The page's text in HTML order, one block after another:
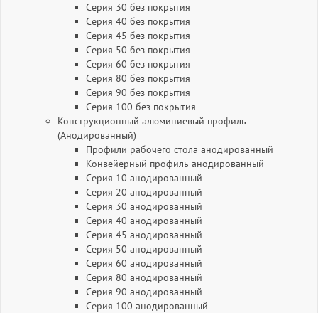
Серия 30 без покрытия
Серия 40 без покрытия
Серия 45 без покрытия
Серия 50 без покрытия
Серия 60 без покрытия
Серия 80 без покрытия
Серия 90 без покрытия
Серия 100 без покрытия
Конструкционный алюминиевый профиль
(Анодированный)
Профили рабочего стола анодированный
Конвейерный профиль анодированный
Серия 10 анодированный
Серия 20 анодированный
Серия 30 анодированный
Серия 40 анодированный
Серия 45 анодированный
Серия 50 анодированный
Серия 60 анодированный
Серия 80 анодированный
Серия 90 анодированный
Серия 100 анодированный